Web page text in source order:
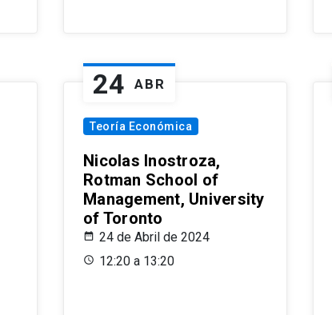
24 ABR
Teoría Económica
Nicolas Inostroza,
Rotman School of
Management, University
of Toronto
24 de Abril de 2024
12:20 a 13:20